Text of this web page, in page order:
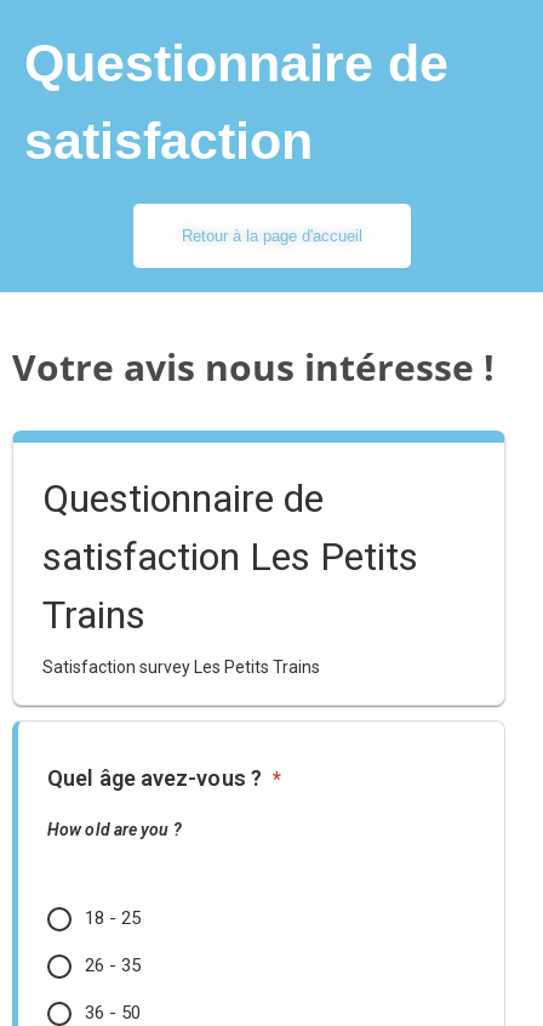
Questionnaire de
satisfaction
Retour à la page d'accueil
Votre avis nous intéresse !
Questionnaire de
satisfaction Les Petits
Trains
Satisfaction survey Les Petits Trains
Quel âge avez-vous ? *
How old are you ?
18 - 25
26 - 35
36 - 50